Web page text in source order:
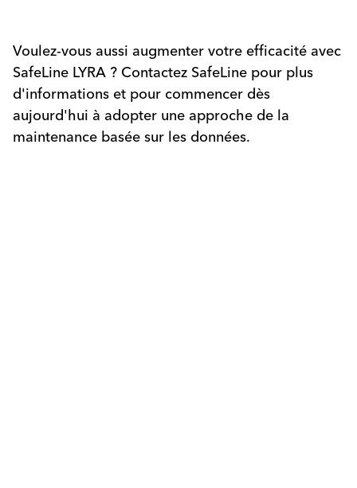
Voulez-vous aussi augmenter votre efficacité avec
SafeLine LYRA ? Contactez SafeLine pour plus
d'informations et pour commencer dès
aujourd'hui à adopter une approche de la
maintenance basée sur les données.